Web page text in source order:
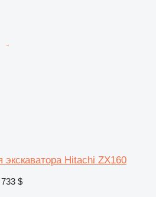
экскаватора Hitachi ZX160
$